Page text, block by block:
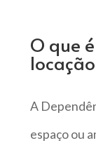
O que
locação
A
espaço ou